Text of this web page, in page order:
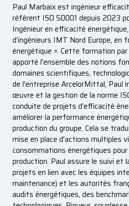
Paul Marbaix est ingénieur
référent ISO 50001 depuis 2023
Ingénieur en efficacité
d’ingénieurs IMT Nord Europe, en
énergétique ». Cette formation
apporté l’ensemble des notions
domaines scientifiques,
de l’entreprise ArcelorMittal, Paul
œuvre et la gestion de la norme
conduite de projets d’efficacité
améliorer la performance
production du groupe. Cela se
mise en place d'actions multiples
consommations énergétiques
production. Paul assure le suivi et
projets en lien avec les équipes
maintenance) et les autorités
audits énergétiques, des